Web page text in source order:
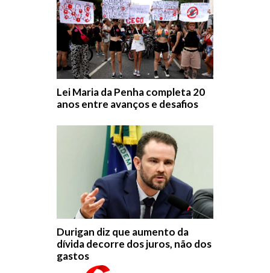
Lei Maria da Penha completa 20
anos entre avanços e desafios
Durigan diz que aumento da
dívida decorre dos juros, não dos
gastos